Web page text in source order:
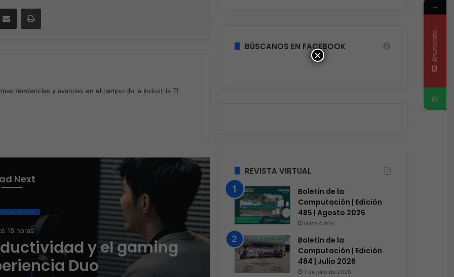
Compartir por correo electrónicoImprimir
tendencias y avances en el campo de la Industria TI
Next
18 horas
en LATAM aseguran
funcionando
Red Hat anuncia a
nuevo Chief Architect
BÚSCANOS EN FACEBOOK
REVISTA VIRTUAL
Boletín de la
Computación | Edición
485 | Agosto 2026
Hace 4 días
Boletín de la
Computación | Edición
484 | Julio 2026
1 de julio de 2026
×
→
Anunciate